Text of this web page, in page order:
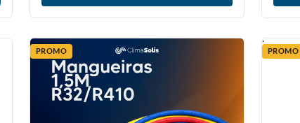
PROMO PROMO